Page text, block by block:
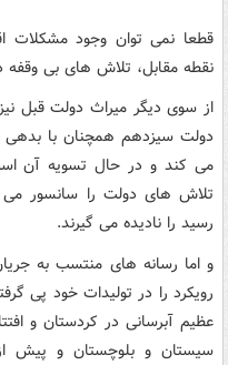
قطعا نمی توان وجود مشکلات
نقطه مقابل، تلاش های بی وقفه
از سوی دیگر میراث دولت قبل
دولت سیزدهم همچنان با
می کند و در حال تسویه آن
تلاش های دولت را سانسور
رسید را نادیده می گیرند.
و اما رسانه های منتسب به
رویکرد را در تولیدات خود پی
عظیم آبرسانی در کردستان و
سیستان و بلوچستان و پیش